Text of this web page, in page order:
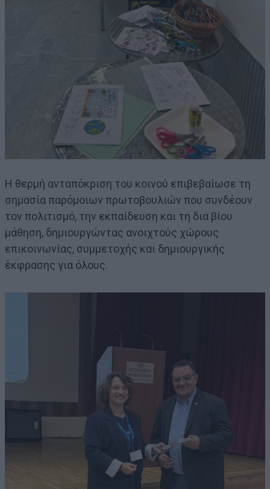
Η θερμή ανταπόκριση του κοινού επιβεβαίωσε τη
σημασία παρόμοιων πρωτοβουλιών που συνδέουν
τον πολιτισμό, την εκπαίδευση και τη δια βίου
μάθηση, δημιουργώντας ανοιχτούς χώρους
επικοινωνίας, συμμετοχής και δημιουργικής
έκφρασης για όλους.